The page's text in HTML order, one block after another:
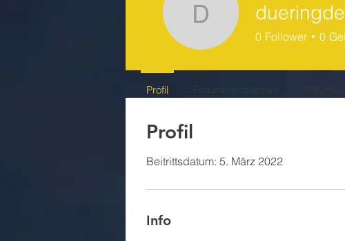
Profil
Beitrittsdatum: 5. März 2022
Info
0 Follower 0
Profil Forumkommentare